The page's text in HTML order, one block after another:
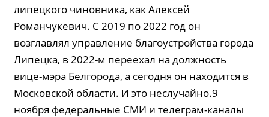
липецкого чиновника, как Алексей
Романчукевич. С 2019 по 2022 год он
возглавлял управление благоустройства города
Липецка, в 2022-м переехал на должность
вице-мэра Белгорода, а сегодня он находится в
Московской области. И это неслучайно.9
ноября федеральные СМИ и телеграм-каналы